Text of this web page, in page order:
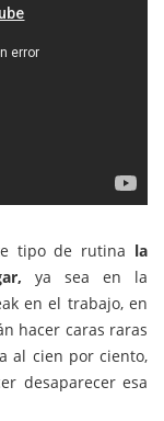
tipo de rutina la
ya sea en la
en el trabajo, en
hacer caras raras
al cien por ciento,
desaparecer esa